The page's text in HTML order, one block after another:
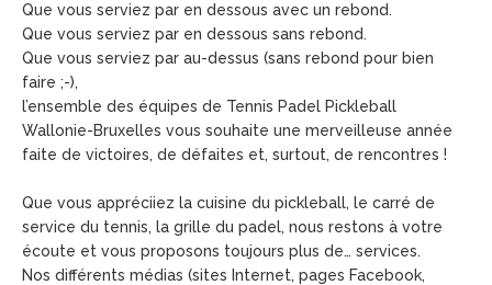
Que vous serviez par en dessous avec un rebond.
Que vous serviez par en dessous sans rebond.
Que vous serviez par au-dessus (sans rebond pour bien
faire ;-),
l’ensemble des équipes de Tennis Padel Pickleball
Wallonie-Bruxelles vous souhaite une merveilleuse année
faite de victoires, de défaites et, surtout, de rencontres !
Que vous appréciiez la cuisine du pickleball, le carré de
service du tennis, la grille du padel, nous restons à votre
écoute et vous proposons toujours plus de… services.
Nos différents médias (sites Internet, pages Facebook,